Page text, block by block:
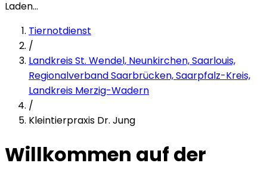
Laden...
Tiernotdienst
/
Landkreis St. Wendel, Neunkirchen, Saarlouis,
Regionalverband Saarbrücken, Saarpfalz-Kreis,
Landkreis Merzig-Wadern
/
Kleintierpraxis Dr. Jung
Willkommen auf der